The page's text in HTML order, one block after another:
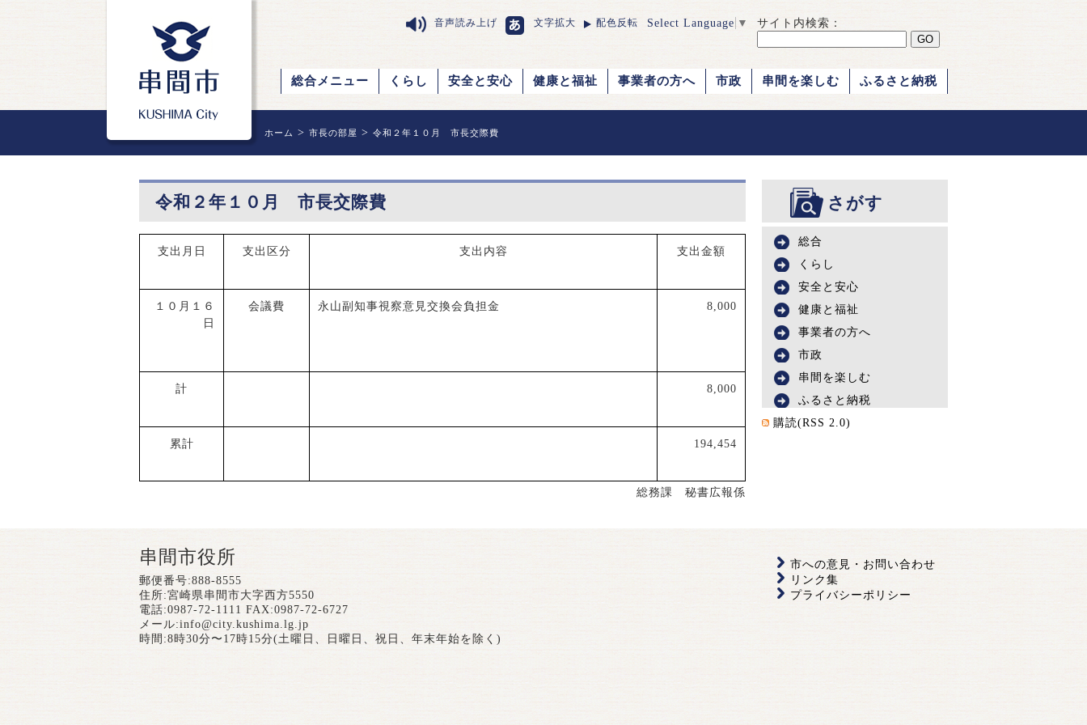
音声読み上げ 文字拡大 配色反転 Select Language ▼ サイト内検索：
総合メニュー くらし 安全と安心 健康と福祉 事業者の方へ 市政 串間を楽しむ ふるさと納税
ホーム > 市長の部屋 > 令和２年１０月 市長交際費
令和２年１０月 市長交際費
支出月日 支出区分 支出内容 支出金額
１０月１６
日
会議費 永山副知事視察意見交換会負担金 8,000
計 8,000
累計 194,454
総務課 秘書広報係
さがす
総合
くらし
安全と安心
健康と福祉
事業者の方へ
市政
串間を楽しむ
ふるさと納税
購読(RSS 2.0)
串間市役所
郵便番号:888-8555
住所:宮崎県串間市大字西方5550
電話:0987-72-1111 FAX:0987-72-6727
メール:info@city.kushima.lg.jp
時間:8時30分〜17時15分(土曜日、日曜日、祝日、年末年始を除く)
市への意見・お問い合わせ
リンク集
プライバシーポリシー